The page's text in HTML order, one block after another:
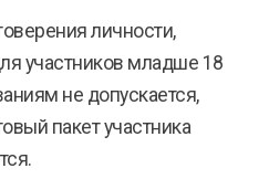
личности,
участников младше 18
не допускается,
пакет участника